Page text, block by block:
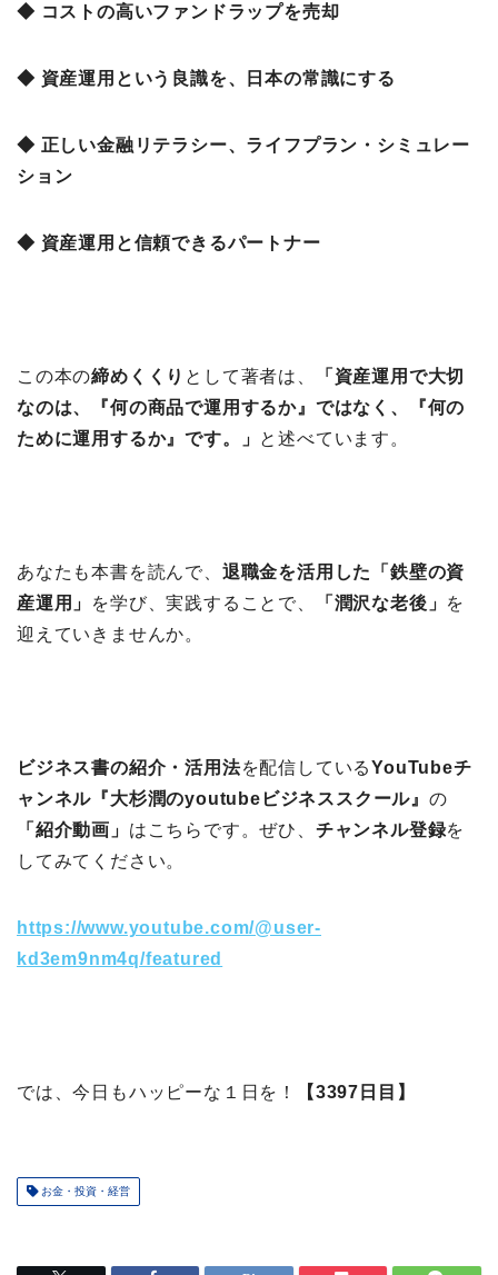
◆ コストの高いファンドラップを売却
◆ 資産運用という良識を、日本の常識にする
◆ 正しい金融リテラシー、ライフプラン・シミュレー
ション
◆ 資産運用と信頼できるパートナー
この本の締めくくり として著者は、
「資産運用で大切
なのは、『何の商品で運用するか』ではなく、『何の
ために運用するか』です。」 と述べています。
あなたも本書を読んで、 退職金を活用した「鉄壁の資
産運用」
を学び、実践することで、 「潤沢な老後」 を
迎えていきませんか。
ビジネス書の紹介・活用法を配信しているYouTubeチ
ャンネル『大杉潤のyoutubeビジネススクール』 の
「紹介動画」 はこちらです。ぜひ、 チャンネル登録を
してみてください。
https://www.youtube.com/@user-
kd3em9nm4q/featured
では、今日もハッピーな１日を！ 【3397日目】
お金・投資・経営